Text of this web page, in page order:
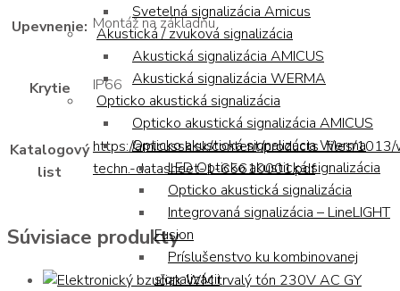
Svetelná signalizácia Amicus
Akustická / zvuková signalizácia
Akustická signalizácia AMICUS
Akustická signalizácia WERMA
Opticko akustická signalizácia
Opticko akustická signalizácia AMICUS
Opticko akustická signalizácia Werma
LED Opticko akustická signalizácia
Opticko akustická signalizácia
Integrovaná signalizácia – LineLIGHT
Fusion
Príslušenstvo ku kombinovanej
signalizácii
Upevnenie: Montáž na základňu
Krytie IP66
Katalogový
list
https://amicussk.sk/content/products_files/
techn.-datasheet-1-65610001.pdf
Súvisiace produkty